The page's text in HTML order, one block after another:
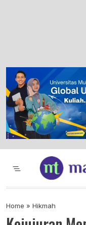
Majelis
Home » Hikmah